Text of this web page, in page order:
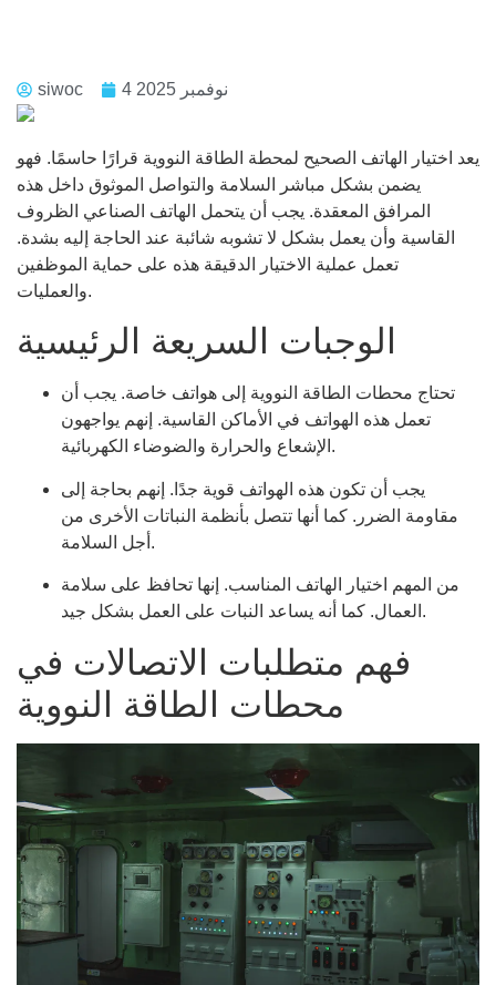
siwoc
يعد اختيار الهاتف الصحيح لمحطة الطاقة النووية قرارًا حاسمًا. فهو
يضمن بشكل مباشر السلامة والتواصل الموثوق داخل هذه
المرافق المعقدة. يجب أن يتحمل الهاتف الصناعي الظروف
القاسية وأن يعمل بشكل لا تشوبه شائبة عند الحاجة إليه بشدة.
تعمل عملية الاختيار الدقيقة هذه على حماية الموظفين
والعمليات.
الوجبات السريعة الرئيسية
تحتاج محطات الطاقة النووية إلى هواتف خاصة. يجب أن
تعمل هذه الهواتف في الأماكن القاسية. إنهم يواجهون
الإشعاع والحرارة والضوضاء الكهربائية.
يجب أن تكون هذه الهواتف قوية جدًا. إنهم بحاجة إلى
مقاومة الضرر. كما أنها تتصل بأنظمة النباتات الأخرى من
أجل السلامة.
من المهم اختيار الهاتف المناسب. إنها تحافظ على سلامة
العمال. كما أنه يساعد النبات على العمل بشكل جيد.
فهم متطلبات الاتصالات في
محطات الطاقة النووية